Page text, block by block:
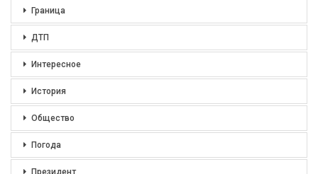
Граница
ДТП
Интересное
История
Общество
Погода